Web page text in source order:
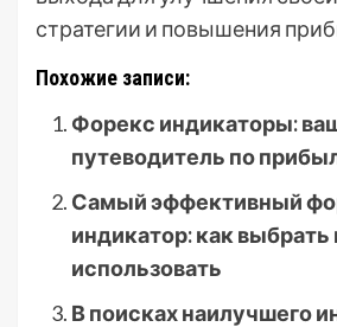
стратегии и повышения
Похожие записи:
Форекс индикаторы:
путеводитель по
Самый эффективный
индикатор: как выбрать
использовать
В поисках наилучшего